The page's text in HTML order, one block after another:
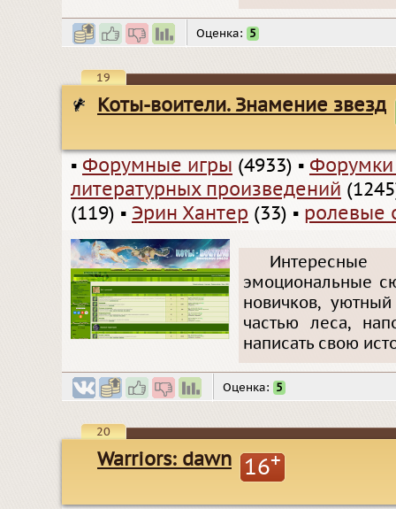
Оценка: 5
19
Коты-воители. Знамение звезд
▪ Форумные игры (4933) ▪
литературных произведений
(119) ▪ Эрин Хантер (33) ▪ ролевые
Интересные
эмоциональные
новичков,
частью леса,
написать свою
Оценка: 5
20
Warriors: dawn 16+